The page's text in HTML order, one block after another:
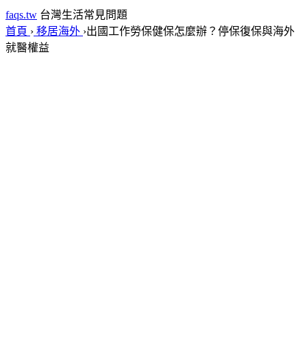
faqs.tw 台灣生活常見問題
首頁 › 移居海外 ›出國工作勞保健保怎麼辦？停保復保與海外
就醫權益